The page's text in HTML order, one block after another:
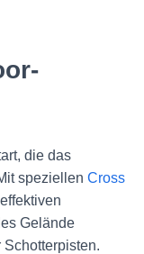
die das
speziellen Cross
Gelände
Schotterpisten.